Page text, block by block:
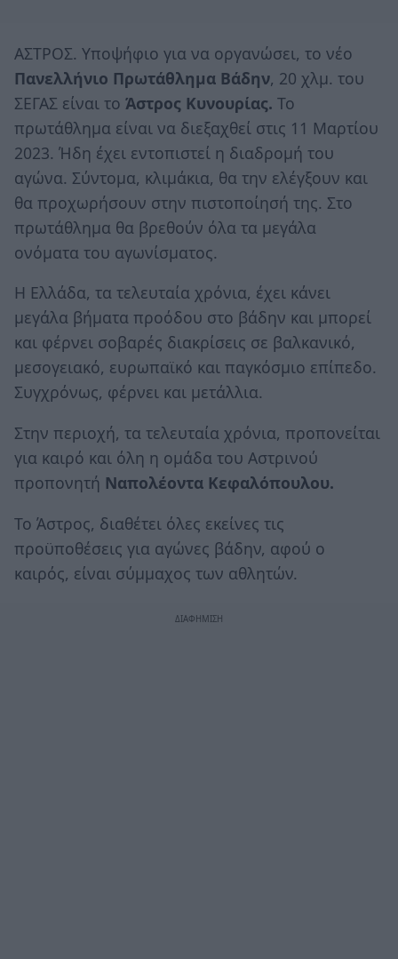
ΑΣΤΡΟΣ. Υποψήφιο για να οργανώσει, το νέο
Πανελλήνιο Πρωτάθλημα Βάδην, 20 χλμ. του
ΣΕΓΑΣ είναι το Άστρος Κυνουρίας. Το
πρωτάθλημα είναι να διεξαχθεί στις 11 Μαρτίου
2023. Ήδη έχει εντοπιστεί η διαδρομή του
αγώνα. Σύντομα, κλιμάκια, θα την ελέγξουν και
θα προχωρήσουν στην πιστοποίησή της. Στο
πρωτάθλημα θα βρεθούν όλα τα μεγάλα
ονόματα του αγωνίσματος.
Η Ελλάδα, τα τελευταία χρόνια, έχει κάνει
μεγάλα βήματα προόδου στο βάδην και μπορεί
και φέρνει σοβαρές διακρίσεις σε βαλκανικό,
μεσογειακό, ευρωπαϊκό και παγκόσμιο επίπεδο.
Συγχρόνως, φέρνει και μετάλλια.
Στην περιοχή, τα τελευταία χρόνια, προπονείται
για καιρό και όλη η ομάδα του Αστρινού
προπονητή Ναπολέοντα Κεφαλόπουλου.
Το Άστρος, διαθέτει όλες εκείνες τις
προϋποθέσεις για αγώνες βάδην, αφού ο
καιρός, είναι σύμμαχος των αθλητών.